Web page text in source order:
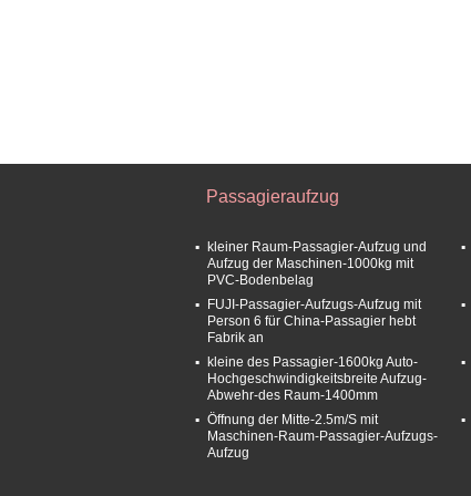
Passagieraufzug
kleiner Raum-Passagier-Aufzug und
Aufzug der Maschinen-1000kg mit
PVC-Bodenbelag
FUJI-Passagier-Aufzugs-Aufzug mit
Person 6 für China-Passagier hebt
Fabrik an
kleine des Passagier-1600kg Auto-
Hochgeschwindigkeitsbreite Aufzug-
Abwehr-des Raum-1400mm
Öffnung der Mitte-2.5m/S mit
Maschinen-Raum-Passagier-Aufzugs-
Aufzug